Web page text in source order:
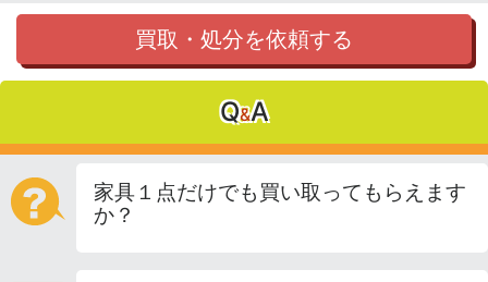
買取・処分を依頼する
Q&A
家具１点だけでも買い取ってもらえます
か？